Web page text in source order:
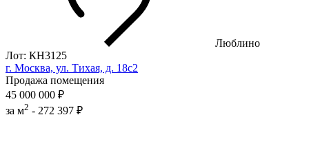
Люблино
Лот: КН3125
г. Москва, ул. Тихая, д. 18с2
Продажа помещения
45 000 000 ₽
за м2 - 272 397 ₽